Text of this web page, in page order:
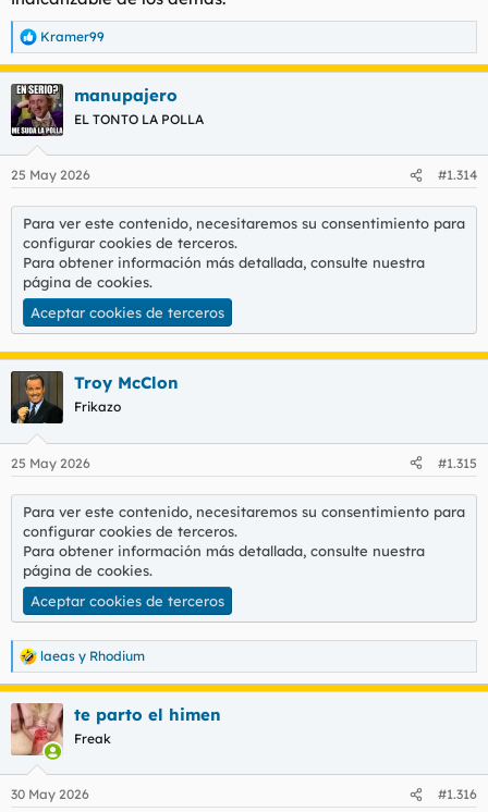
R
e
a
c
c
i
e
Kramer99
manupajero
EL TONTO LA POLLA
25 May 2026 #1.314
Para ver este contenido, necesitaremos su consentimiento para
configurar cookies de terceros.
Para obtener información más detallada, consulte nuestra
página de cookies.
Aceptar cookies de terceros
Troy McClon
Frikazo
25 May 2026 #1.315
Para ver este contenido, necesitaremos su consentimiento para
configurar cookies de terceros.
Para obtener información más detallada, consulte nuestra
página de cookies.
Aceptar cookies de terceros
R
e
a
c
c
i
e
laeas y Rhodium
te parto el himen
Freak
30 May 2026 #1.316